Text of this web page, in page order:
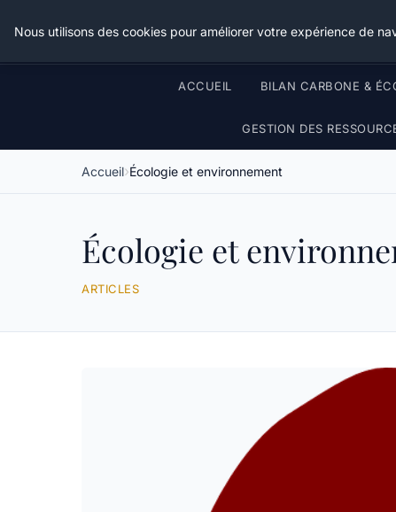
ACCUEIL BILAN CARBONE &
GESTION DES
Accueil Écologie et environnement
Écologie et
ARTICLES
Nous utilisons des cookies pour améliorer votre expérience de